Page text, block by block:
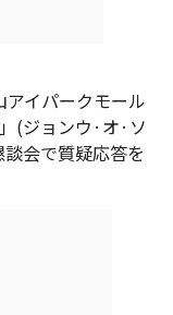
アイパークモール
(ジョンウ·オ·ソ
会で質疑応答を